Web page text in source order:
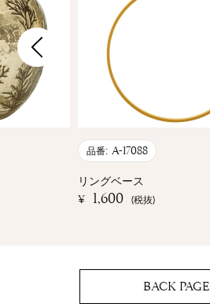
品番: A-17088
リングベース
¥ 1,600 (税抜)
BACK PAGE